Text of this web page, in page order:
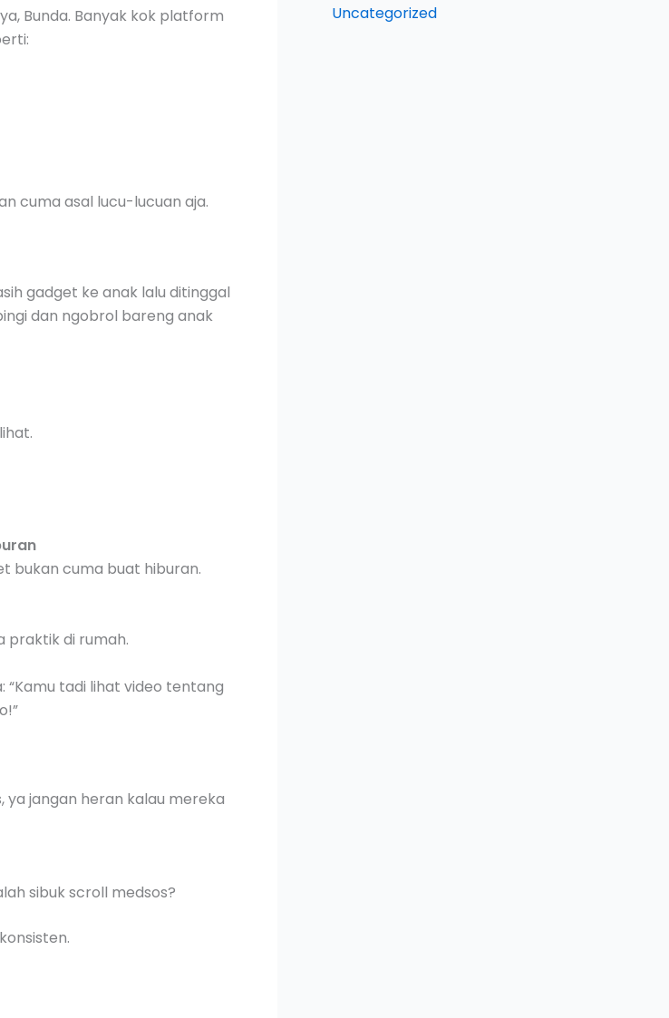
Bunda. Banyak kok platform
cuma asal lucu-lucuan aja.
gadget ke anak lalu ditinggal
dan ngobrol bareng anak
bukan cuma buat hiburan.
praktik di rumah.
tadi lihat video tentang
ya jangan heran kalau mereka
sibuk scroll medsos?
Uncategorized